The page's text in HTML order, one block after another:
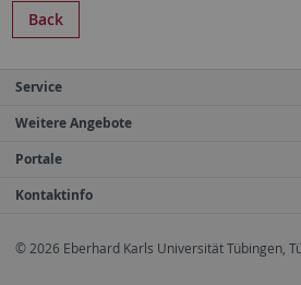
Back
Service
Weitere Angebote
Portale
Kontaktinfo
© 2026 Eberhard Karls Universität Tübingen,